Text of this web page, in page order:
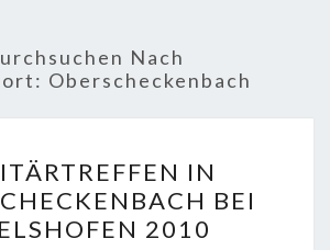
Nach
Oberscheckenbach
IN
OBERSCHECKENBACH
BEI
IN
BEI
2010